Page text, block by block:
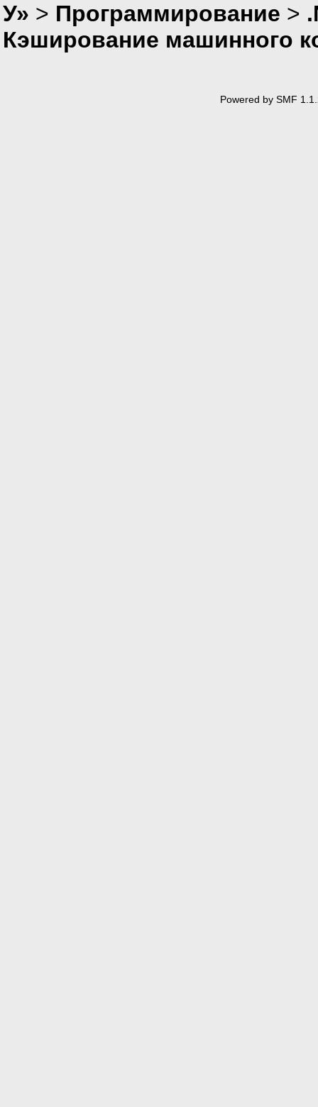
У» > Программирование >
Кэширование машинного
Powered by SMF